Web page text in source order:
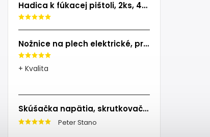
Hadica k fúkacej pištoli, 2ks, 40cm, EXTOL PREMIUM
Nožnice na plech elektrické, príkon 500W, EXTOL INDUSTRIAL
+ Kvalita
Skúšačka napätia, skrutkovač, 100-250V, skrutkovač (-)3x140mm, EXTOL CRAFT
Peter Stano